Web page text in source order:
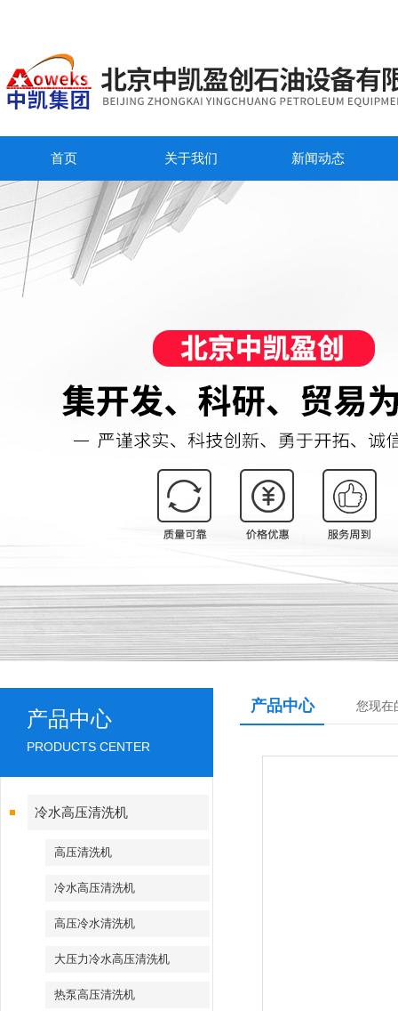
首页 关于我们 新闻动态
产品中心
PRODUCTS CENTER
冷水高压清洗机
高压清洗机
冷水高压清洗机
高压冷水清洗机
大压力冷水高压清洗机
热泵高压清洗机
产品中心 您现在